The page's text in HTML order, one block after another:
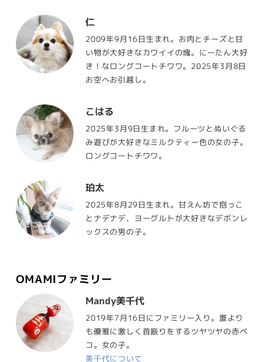
仁
2009年9月16日生まれ。お肉とチーズと甘
い物が大好きなカワイイの塊。にーたん大好
き！なロングコートチワワ。2025年3月8日
お空へお引越し。
こはる
2025年3月9日生まれ。フルーツとぬいぐる
み遊びが大好きなミルクティー色の女の子。
ロングコートチワワ。
珀太
2025年8月29日生まれ。甘えん坊で抱っこ
とナデナデ、ヨーグルトが大好きなデボンレ
ックスの男の子。
OMAMIファミリー
Mandy美千代
2019年7月16日にファミリー入り。誰より
も優雅に激しく首振りをするツヤツヤの赤ベ
コ。女の子。
美千代について